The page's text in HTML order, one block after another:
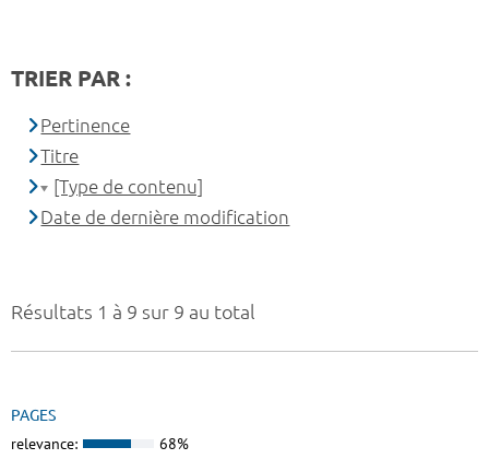
Résultats 1 à 9 sur 9 au total
PAGES
relevance: 68%
TRIER PAR :
Pertinence
Titre
[Type de contenu]
Date de dernière modification